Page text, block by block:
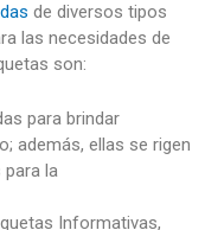
de diversos tipos
las necesidades de
son:
para brindar
además, ellas se rigen
la
Informativas,